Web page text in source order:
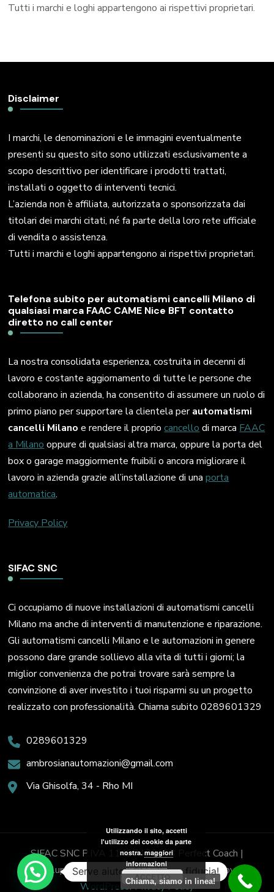
Tutti i marchi e loghi appartengono ai rispettivi proprietari.
Disclaimer
I marchi, le denominazioni e le immagini eventualmente
presenti su questo sito sono utilizzati esclusivamente a
scopo descrittivo per identificare i prodotti trattati,
installati o oggetto di interventi tecnici.
L’azienda non è affiliata, autorizzata o sponsorizzata dai
titolari dei marchi citati, né fa parte della loro rete ufficiale
di vendita o assistenza.
Tutti i marchi e loghi appartengono ai rispettivi proprietari.
Telefona subito per automatismi cancelli Milano di
qualsiasi marca FAAC CAME Nice BFT contatto
diretto no call center
La nostra consolidata esperienza, costruita in decenni di
lavoro e costante aggiornamento di tutte le persone che
collaborano in azienda, ha consentito di assumere un ruolo di
primo piano per supportare la clientela perautomatismi
cancelli Milano e rendere il propriocancellodi marcaFAAC
a Milanooppure di qualsiasi altra marca, oppure la porta del
box o garage maggiormente fruibili o ancora migliorare il
lavoro in azienda grazie all’installazione di unaporta
automatica.
Privacy Policy
SIFAC SNC
Ci occupiamo di nuove installazioni di automatismi cancelli
Milano ma anche di interventi di manutenzione e riparazione.
Gli automatismi cancelli Milano e le automazioni in genere
possono dare grande sollievo alla vita di tutti i giorni; la
miglior convenienza che potrai trovare sarà sempre la
convinzione di aver investito i tuoi risparmi su un progetto
realizzato con professionalità. Chiama subito 0289601329
0289601329
ambrosianautomazioni@gmail.com
Via Ghisolfa, 34 - Rho MI
SIFAC SNC P.IVA 11437470153
Perfect Coach |
Sviluppato da Blossom Themes. Powered by
WordPress. Privacy Policy
Serve aiuto? Chiedi con fiducia!
Chiama, siamo in linea!
Utilizzando il sito, accetti
l'utilizzo dei cookie da parte
nostra. maggiori
informazioni
ACCETTO